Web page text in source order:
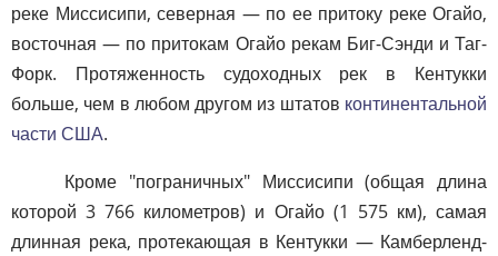
реке Миссисипи, северная — по ее притоку реке Огайо,
восточная — по притокам Огайо рекам Биг-Сэнди и Таг-
Форк. Протяженность судоходных рек в Кентукки
больше, чем в любом другом из штатов континентальной
части США.
Кроме "пограничных" Миссисипи (общая длина
которой 3 766 километров) и Огайо (1 575 км), самая
длинная река, протекающая в Кентукки — Камберленд-